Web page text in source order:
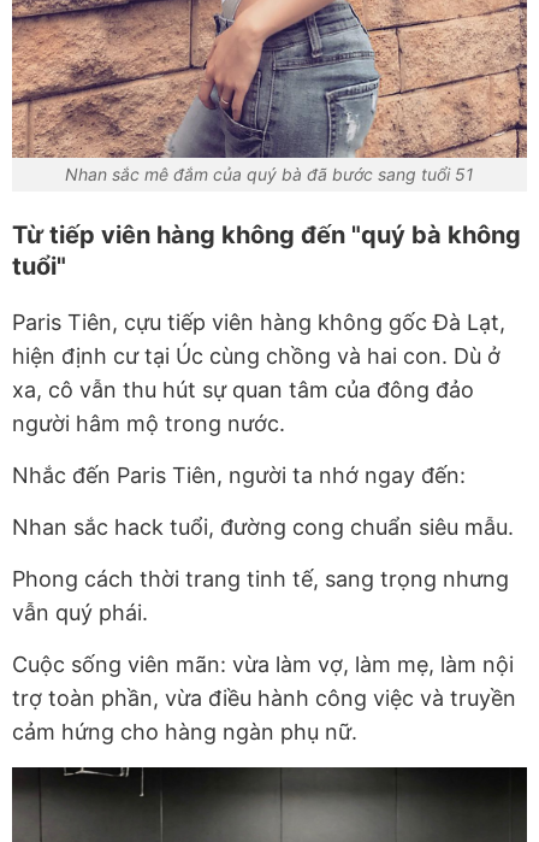
Nhan sắc mê đắm của quý bà đã bước sang tuổi 51
Từ tiếp viên hàng không đến "quý bà không
tuổi"
Paris Tiên, cựu tiếp viên hàng không gốc Đà Lạt,
hiện định cư tại Úc cùng chồng và hai con. Dù ở
xa, cô vẫn thu hút sự quan tâm của đông đảo
người hâm mộ trong nước.
Nhắc đến Paris Tiên, người ta nhớ ngay đến:
Nhan sắc hack tuổi, đường cong chuẩn siêu mẫu.
Phong cách thời trang tinh tế, sang trọng nhưng
vẫn quý phái.
Cuộc sống viên mãn: vừa làm vợ, làm mẹ, làm nội
trợ toàn phần, vừa điều hành công việc và truyền
cảm hứng cho hàng ngàn phụ nữ.